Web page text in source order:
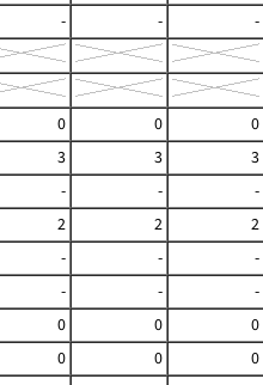
- -
-
0 0
0
3 3
3
- -
-
2 2
2
- -
-
- -
-
0 0
0
0 0
0